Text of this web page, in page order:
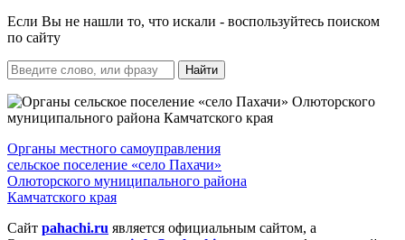
Если Вы не нашли то, что искали - воспользуйтесь поиском
по сайту
Найти
Органы местного самоуправления
сельское поселение «село Пахачи»
Олюторского муниципального района
Камчатского края
Сайт pahachi.ru является официальным сайтом, а